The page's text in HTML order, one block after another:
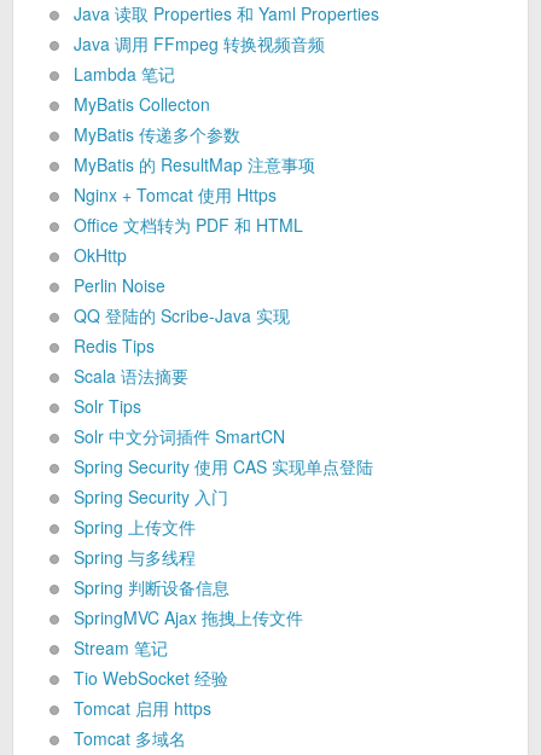
Java 读取 Properties 和 Yaml Properties
Java 调用 FFmpeg 转换视频音频
Lambda 笔记
MyBatis Collecton
MyBatis 传递多个参数
MyBatis 的 ResultMap 注意事项
Nginx + Tomcat 使用 Https
Office 文档转为 PDF 和 HTML
OkHttp
Perlin Noise
QQ 登陆的 Scribe-Java 实现
Redis Tips
Scala 语法摘要
Solr Tips
Solr 中文分词插件 SmartCN
Spring Security 使用 CAS 实现单点登陆
Spring Security 入门
Spring 上传文件
Spring 与多线程
Spring 判断设备信息
SpringMVC Ajax 拖拽上传文件
Stream 笔记
Tio WebSocket 经验
Tomcat 启用 https
Tomcat 多域名